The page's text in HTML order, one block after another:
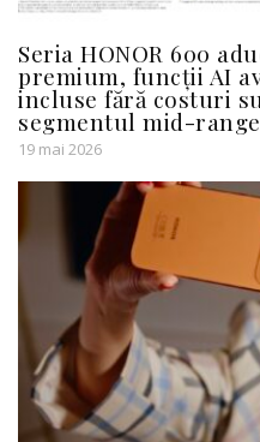
Seria HONOR 600
premium, funcții AI
incluse fără costuri
segmentul mid-range
19 mai 2026